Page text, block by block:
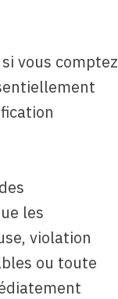
vous comptez
les
violation
ou toute